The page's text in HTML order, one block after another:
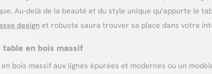
Au-delà de la beauté et du style unique qu'apporte le
design et robuste saura trouver sa place dans votre
en bois massif
bois massif aux lignes épurées et modernes ou un